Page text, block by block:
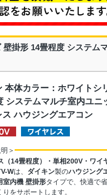
掛形 14畳程度 システム
本体カラー：ホワイトシ
システムマルチ室内ユニ
ス ハウジングエアコン
＞
（14畳程度）・単相200V・ワイ
Wは、 ダイキン製のハウジング
室内機 壁掛形タイプで、快適で
りをサポートします。